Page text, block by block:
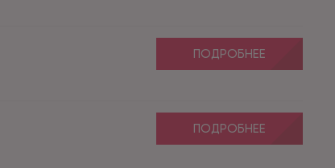
ПОДРОБНЕЕ
ПОДРОБНЕЕ